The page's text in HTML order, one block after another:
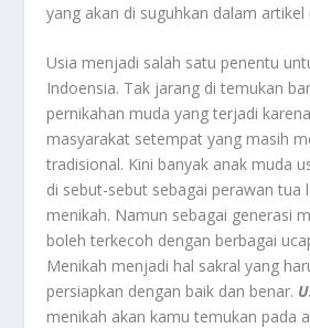
yang akan di suguhkan dalam artikel
Usia menjadi salah satu penentu
Indoensia. Tak jarang di temukan
pernikahan muda yang terjadi
masyarakat setempat yang masih
tradisional. Kini banyak anak muda
di sebut-sebut sebagai perawan tua
menikah. Namun sebagai generasi
boleh terkecoh dengan berbagai
Menikah menjadi hal sakral yang
persiapkan dengan baik dan benar.
menikah akan kamu temukan pada